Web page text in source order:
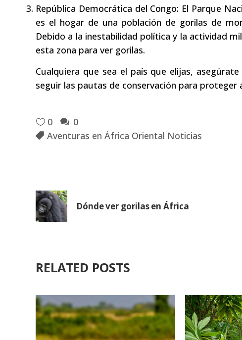
República Democrática del Congo: El Parque
es el hogar de una población de gorilas de
Debido a la inestabilidad política y la actividad
esta zona para ver gorilas.
Cualquiera que sea el país que elijas,
seguir las pautas de conservación para proteger
0
0
Aventuras en África Oriental Noticias
Dónde ver gorilas en África
RELATED POSTS